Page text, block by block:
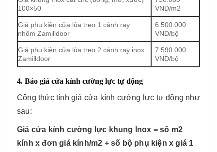
100×50
VND/m2
Giá phụ kiện cửa lùa treo 1 cánh ray
nhôm Zamilldoor
6.500.000
VND/bộ
Giá phụ kiện cửa lùa treo 2 cánh ray inox
Zamilldoor
7.590.000
VND/bộ
4. Báo giá cửa kính cường lực tự động
Công thức tính giá cửa kính cường lực tự động như
sau:
Giá cửa kính cường lực khung Inox = số m2
kính x đơn giá kính/m2 + số bộ phụ kiện x giá 1